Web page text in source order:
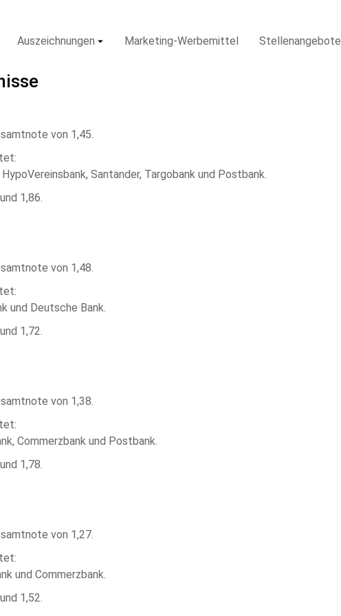
Auszeichnungen Marketing-Werbemittel Stellenangebote
von 1,45.
Santander, Targobank und Postbank.
1,86.
von 1,48.
und Deutsche Bank.
1,72.
von 1,38.
Commerzbank und Postbank.
1,78.
von 1,27.
und Commerzbank.
1,52.